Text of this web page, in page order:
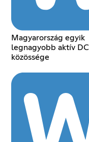
Magyarország egyik
legnagyobb aktív DC
közössége